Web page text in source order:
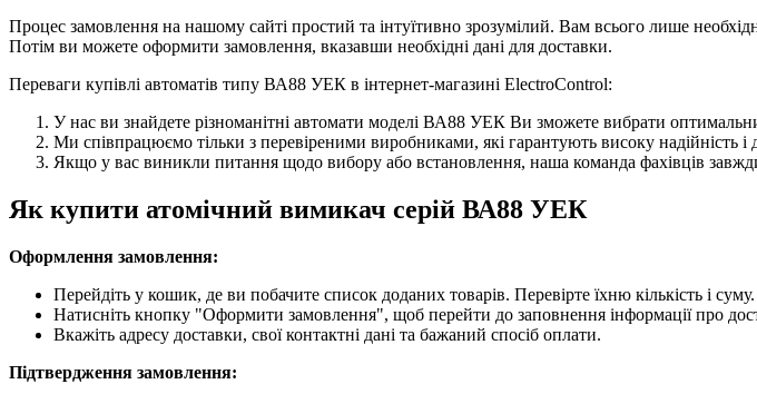
Процес замовлення на нашому сайті простий та інтуїтивно зрозумілий. Вам всього лише
Потім ви можете оформити замовлення, вказавши необхідні дані для доставки.
Переваги купівлі автоматів типу ВА88 УЕК в інтернет-магазині ElectroControl:
У нас ви знайдете різноманітні автомати моделі ВА88 УЕК Ви зможете вибрати
Ми співпрацюємо тільки з перевіреними виробниками, які гарантують високу надійність і
Якщо у вас виникли питання щодо вибору або встановлення, наша команда фахівців завжди
Як купити атомічний вимикач серій ВА88 УЕК
Оформлення замовлення:
Перейдіть у кошик, де ви побачите список доданих товарів. Перевірте їхню кількість і суму.
Натисніть кнопку "Оформити замовлення", щоб перейти до заповнення інформації про
Вкажіть адресу доставки, свої контактні дані та бажаний спосіб оплати.
Підтвердження замовлення: